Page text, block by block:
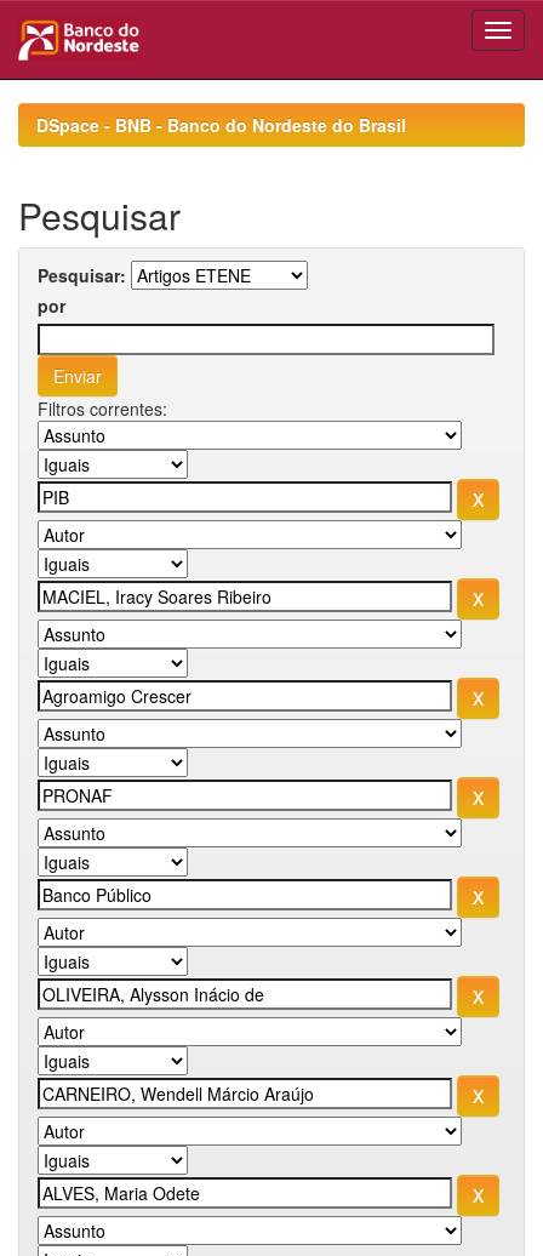
navigationDSpace - BNB - Banco do Nordeste do Brasil
Pesquisar
Pesquisar:
por
Filtros correntes: